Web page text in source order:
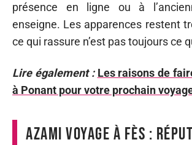
présence en ligne ou à
enseigne. Les apparences restent
ce qui rassure n’est pas toujours ce
Lire également : Les raisons de
à Ponant pour votre prochain
Azami Voyage à Fès :